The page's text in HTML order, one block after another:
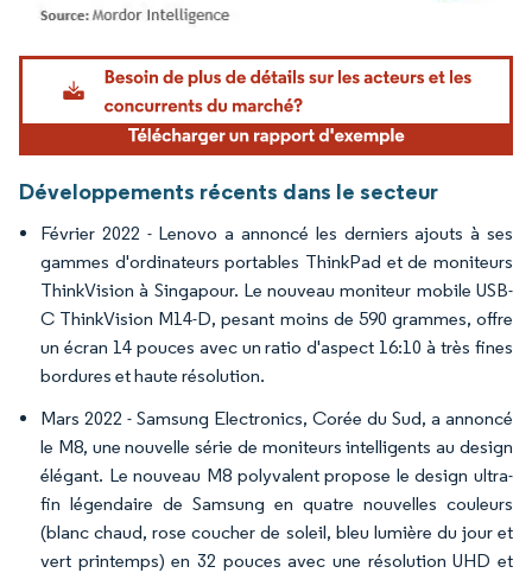
Image © Mordor Intelligence. La réutilisation nécessite une attribution sous CC BY
Développements récents dans le secteur
Février 2022 - Lenovo a annoncé les derniers ajouts à ses
gammes d'ordinateurs portables ThinkPad et de moniteurs
ThinkVision à Singapour. Le nouveau moniteur mobile USB-
C ThinkVision M14-D, pesant moins de 590 grammes, offre
un écran 14 pouces avec un ratio d'aspect 16:10 à très fines
bordures et haute résolution.
Mars 2022 - Samsung Electronics, Corée du Sud, a annoncé
le M8, une nouvelle série de moniteurs intelligents au design
élégant. Le nouveau M8 polyvalent propose le design ultra-
fin légendaire de Samsung en quatre nouvelles couleurs
(blanc chaud, rose coucher de soleil, bleu lumière du jour et
vert printemps) en 32 pouces avec une résolution UHD et